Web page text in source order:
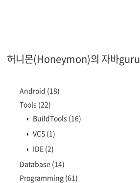
허니몬(Honeymon)의 자바guru
Android (18)
Tools (22)
BuildTools (16)
VCS (1)
IDE (2)
Database (14)
Programming (61)